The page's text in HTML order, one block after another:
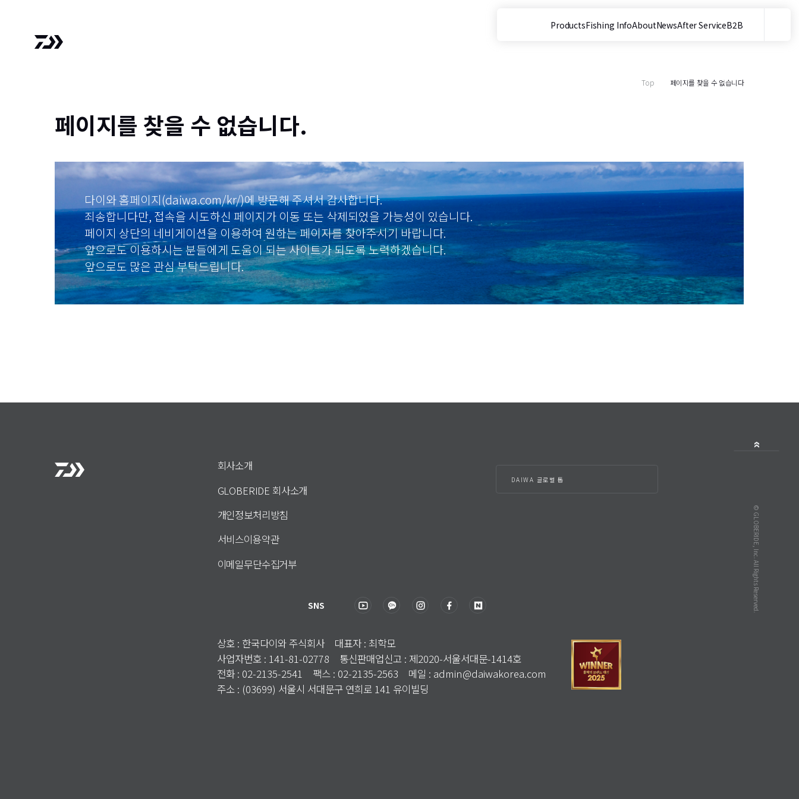
ProductsFishing InfoAboutNewsAfter ServiceB2B
사이트 내 검색
Top 페이지를 찾을 수 없습니다
페이지를 찾을 수 없습니다.
다이와 홈페이지(daiwa.com/kr/)에 방문해 주셔서 감사합니다.
죄송합니다만, 접속을 시도하신 페이지가 이동 또는 삭제되었을 가능성이 있습니다.
페이지 상단의 네비게이션을 이용하여 원하는 페이지를 찾아주시기 바랍니다.
앞으로도 이용하시는 분들에게 도움이 되는 사이트가 되도록 노력하겠습니다.
앞으로도 많은 관심 부탁드립니다.
회사소개
GLOBERIDE 회사소개
개인정보처리방침
서비스이용약관
이메일무단수집거부
DAIWA 글로벌 톱
© GLOBERIDE, Inc. All Rights Reserved.
SNS
상호 : 한국다이와 주식회사 대표자 : 최학모
사업자번호 : 141-81-02778 통신판매업신고 : 제2020-서울서대문-1414호
전화 : 02-2135-2541 팩스 : 02-2135-2563 메일 : admin@daiwakorea.com
주소 : (03699) 서울시 서대문구 연희로 141 유이빌딩